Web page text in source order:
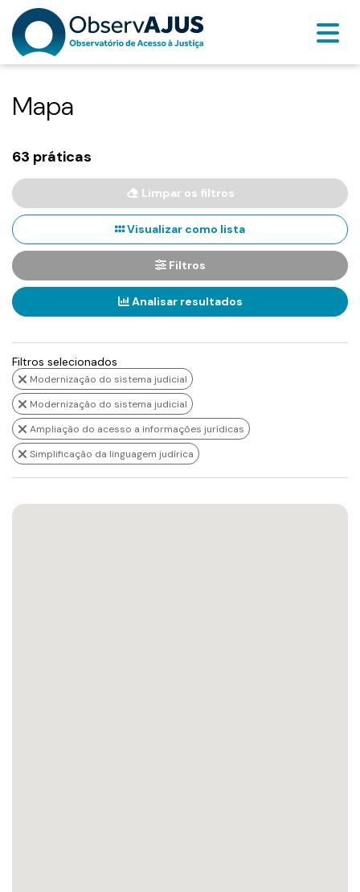
Mapa
63 práticas
Limpar os filtros
Visualizar como lista
Filtros
Analisar resultados
Filtros selecionados
Modernização do sistema judicial
Modernização do sistema judicial
Ampliação do acesso a informações jurídicas
Simplificação da linguagem judírica